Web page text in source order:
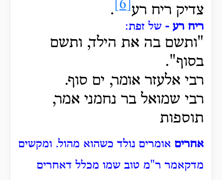
צדיק ריח רע
.
ריח רע - של זפת:
"ותשם בה את הילד, ותשם
בסוף".
רבי אלעזר אומר, ים סוף.
רבי שמואל בר נחמני אמר,
תוספות
אחרים אומרים נולד כשהוא מהול. ומקשים
מדקאמר ר"מ טוב שמו מכלל דאחרים